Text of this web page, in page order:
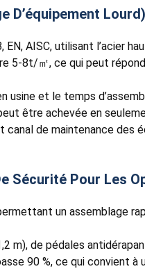
D’équipement Lourd)
AISC, utilisant l’acier
8t/㎡, ce qui peut
et le temps
être achevée en
de maintenance
Sécurité Pour Les
un assemblage
m), de pédales
90 %, ce qui convient